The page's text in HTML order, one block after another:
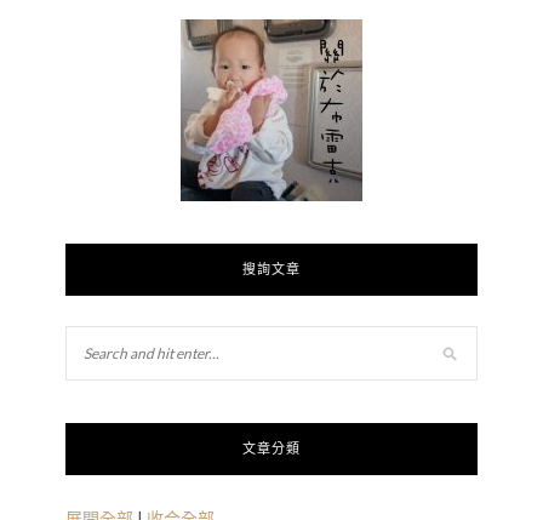
搜詢文章
文章分類